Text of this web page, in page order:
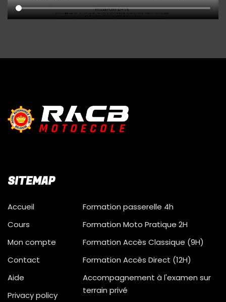
SITEMAP
Accueil
Cours
Mon compte
Contact
Aide
Privacy policy
Formation passerelle 4h
Formation Moto Pratique 2H
Formation Accès Classique (9H)
Formation Accès Direct (12H)
Accompagnement à l'examen sur
terrain privé